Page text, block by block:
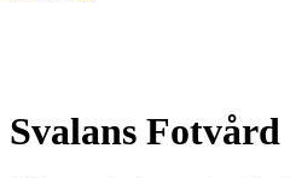
Svalans Fotvård